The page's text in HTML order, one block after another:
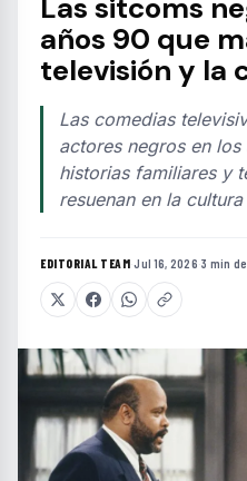
Las sitcoms
años 90 que
televisión y la
Las comedias
actores negros en
historias familiares y
resuenan en la
EDITORIAL TEAM·Jul 16, 2026·3 min